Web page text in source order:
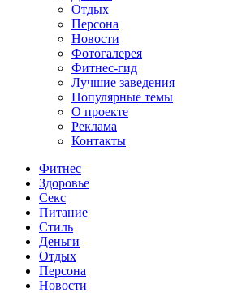
Отдых
Персона
Новости
Фотогалерея
Фитнес-гид
Лучшие заведения
Популярные темы
О проекте
Реклама
Контакты
Фитнес
Здоровье
Секс
Питание
Стиль
Деньги
Отдых
Персона
Новости